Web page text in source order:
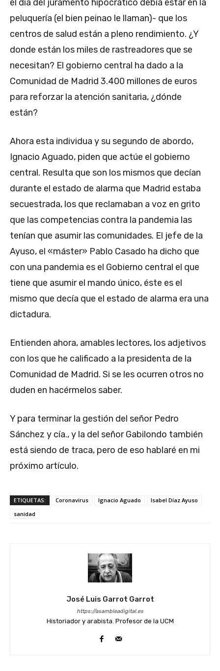
el día del juramento hipocrático debía estar en la
peluquería (el bien peinao le llaman)- que los
centros de salud están a pleno rendimiento. ¿Y
donde están los miles de rastreadores que se
necesitan? El gobierno central ha dado a la
Comunidad de Madrid 3.400 millones de euros
para reforzar la atención sanitaria, ¿dónde
están?
Ahora esta individua y su segundo de abordo,
Ignacio Aguado, piden que actúe el gobierno
central. Resulta que son los mismos que decían
durante el estado de alarma que Madrid estaba
secuestrada, los que reclamaban a voz en grito
que las competencias contra la pandemia las
tenían que asumir las comunidades. El jefe de la
Ayuso, el «máster» Pablo Casado ha dicho que
con una pandemia es el Gobierno central el que
tiene que asumir el mando único, éste es el
mismo que decía que el estado de alarma era una
dictadura.
Entienden ahora, amables lectores, los adjetivos
con los que he calificado a la presidenta de la
Comunidad de Madrid. Si se les ocurren otros no
duden en hacérmelos saber.
Y para terminar la gestión del señor Pedro
Sánchez y cía., y la del señor Gabilondo también
está siendo de traca, pero de eso hablaré en mi
próximo artículo.
ETIQUETAS: Coronavirus Ignacio Aguado
Isabel Díaz Ayuso
sanidad
José Luis Garrot Garrot
https://asambleadigital.es
Historiador y arabista. Profesor de la UCM